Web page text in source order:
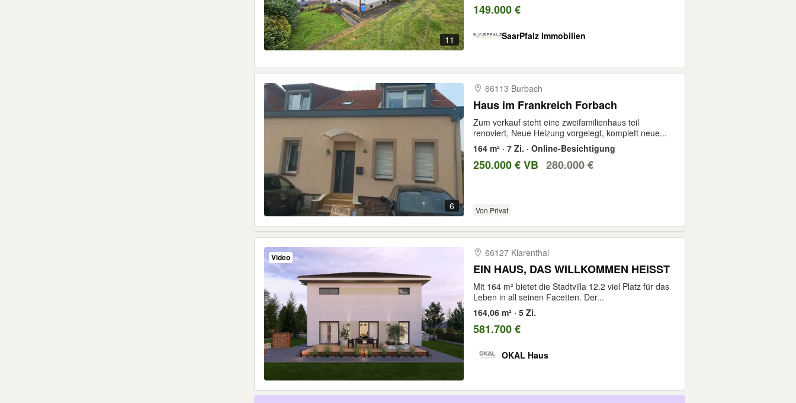
11
149.000 €
SaarPfalz Immobilien
6
66113 Burbach
Haus im Frankreich Forbach
Zum verkauf steht eine zweifamilienhaus teil
renoviert, Neue Heizung vorgelegt, komplett neue...
164 m² · 7 Zi. · Online-Besichtigung
250.000 € VB 280.000 €
Von Privat
Video 66127 Klarenthal
EIN HAUS, DAS WILLKOMMEN HEISST
Mit 164 m² bietet die Stadtvilla 12.2 viel Platz für das
Leben in all seinen Facetten. Der...
164,06 m² · 5 Zi.
581.700 €
OKAL Haus